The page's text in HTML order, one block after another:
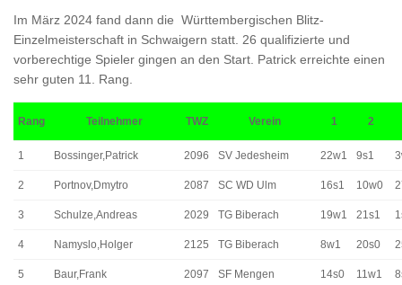
Im März 2024 fand dann die Württembergischen Blitz-
Einzelmeisterschaft in Schwaigern statt. 26 qualifizierte und
vorberechtige Spieler gingen an den Start. Patrick erreichte einen
sehr guten 11. Rang.
Rang Teilnehmer TWZ Verein 1 2
1 Bossinger,Patrick 2096 SV Jedesheim 22w1 9s1
2 Portnov,Dmytro 2087 SC WD Ulm 16s1 10w0
3 Schulze,Andreas 2029 TG Biberach 19w1 21s1
4 Namyslo,Holger 2125 TG Biberach 8w1 20s0
5 Baur,Frank 2097 SF Mengen 14s0 11w1